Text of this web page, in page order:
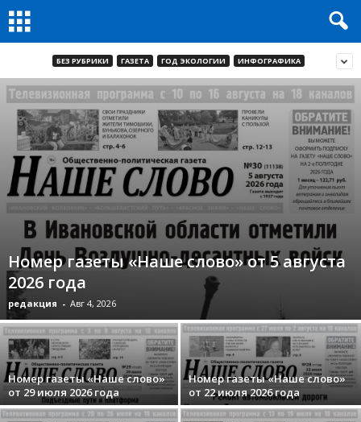
БЕЗ РУБРИКИ ГАЗЕТА ГОД ЭКОЛОГИИ ИНФОГРАФИКА
Номер газеты «Наше слово» от 5 августа
2026 года
редакция - Авг 4, 2026
Номер газеты «Наше слово»
от 29 июля 2026 года
Номер газеты «Наше слово»
от 22 июля 2026 года